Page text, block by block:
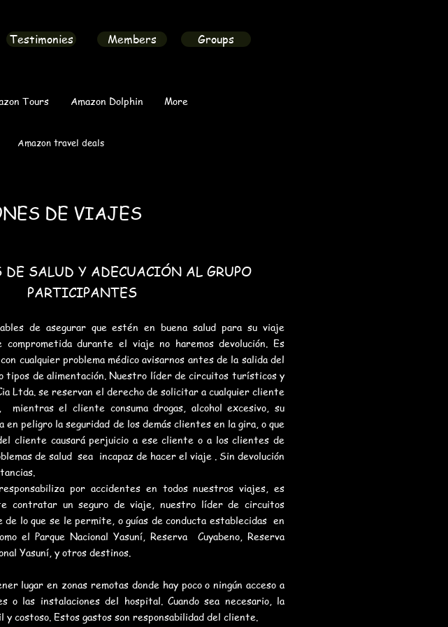
Testimonies Members Groups
Tours Amazon Dolphin More
Amazon travel deals
DE VIAJES
SALUD Y ADECUACIÓN AL GRUPO
PARTICIPANTES
de asegurar que estén en buena salud para su viaje
durante el viaje no haremos devolución. Es
cualquier problema médico avisarnos antes de la salida del
tipos de alimentación. Nuestro líder de circuitos turísticos y
Ltda. se reservan el derecho de solicitar a cualquier cliente
el cliente consuma drogas, alcohol excesivo, su
peligro la seguridad de los demás clientes en la gira, o que
cliente causará perjuicio a ese cliente o a los clientes de
de salud sea incapaz de hacer el viaje . Sin devolución
por accidentes en todos nuestros viajes, es
contratar un seguro de viaje, nuestro líder de circuitos
lo que se le permite, o guías de conducta establecidas en
el Parque Nacional Yasuní, Reserva Cuyabeno, Reserva
Yasuní, y otros destinos.
lugar en zonas remotas donde hay poco o ningún acceso a
o las instalaciones del hospital. Cuando sea necesario, la
y costoso. Estos gastos son responsabilidad del cliente.